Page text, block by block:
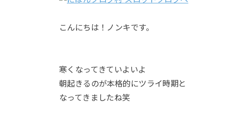
こんにちは！ノンキです。
寒くなってきていよいよ
朝起きるのが本格的にツライ時期と
なってきましたね笑